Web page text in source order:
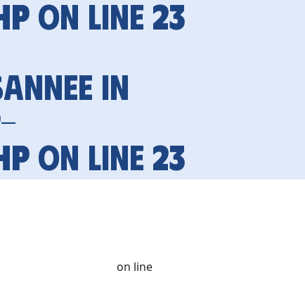
on line 23
in
on line 23
on line